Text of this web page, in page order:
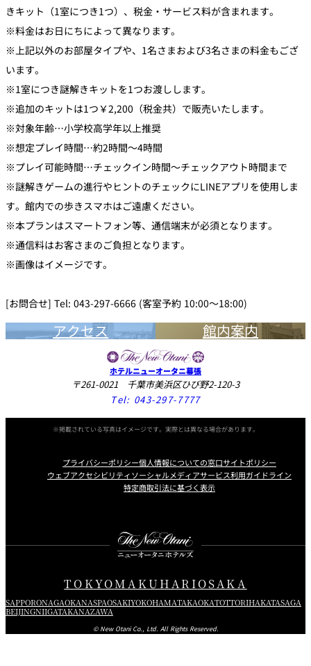
きキット（1室につき1つ）、税金・サービス料が含まれます。
※料金はお日にちによって異なります。
※上記以外のお部屋タイプや、1名さまおよび3名さまの料金もござ
います。
※1室につき謎解きキットを1つお渡しします。
※追加のキットは1つ￥2,200（税金共）で販売いたします。
※対象年齢…小学校高学年以上推奨
※想定プレイ時間…約2時間～4時間
※プレイ可能時間…チェックイン時間～チェックアウト時間まで
※謎解きゲームの進行やヒントのチェックにLINEアプリを使用しま
す。館内での歩きスマホはご遠慮ください。
※本プランはスマートフォン等、通信端末が必須となります。
※通信料はお客さまのご負担となります。
※画像はイメージです。
[お問合せ] Tel: 043-297-6666 (客室予約 10:00～18:00)
アクセス 館内案内
ホテルニューオータニ幕張
〒261-0021 千葉市美浜区ひび野2-120-3
Tel: 043-297-7777
※掲載されている写真はイメージです。実際とは異なる場合があります。
プライバシーポリシー個人情報についての窓口サイトポリシー
ウェブアクセシビリティソーシャルメディアサービス利用ガイドライン
特定商取引法に基づく表示
TOKYOMAKUHARIOSAKA
SAPPORONAGAOKANASPAOSAKIYOKOHAMATAKAOKATOTTORIHAKATASAGA
BEIJINGNIIGATAKANAZAWA
© New Otani Co., Ltd. All Rights Reserved.